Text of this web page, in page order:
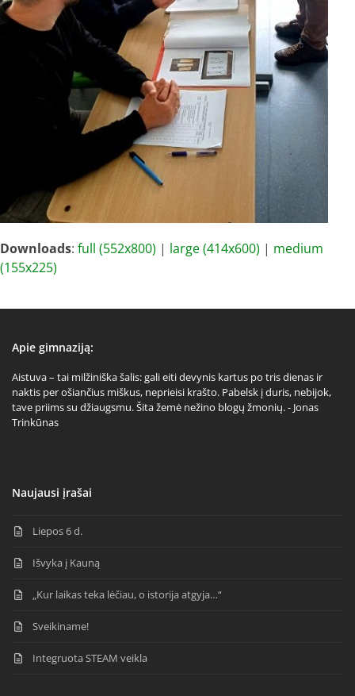
Downloads: full (552x800) | large (414x600) | medium
(155x225)
Apie gimnaziją:
Aistuva – tai milžiniška šalis: gali eiti devynis kartus po tris dienas ir
naktis per ošiančius miškus, neprieisi krašto. Pabelsk į duris, nebijok,
tave priims su džiaugsmu. Šita žemė nežino blogų žmonių. - Jonas
Trinkūnas
Naujausi įrašai
Liepos 6 d.
Išvyka į Kauną
„Kur laikas teka lėčiau, o istorija atgyja…“
Sveikiname!
Integruota STEAM veikla